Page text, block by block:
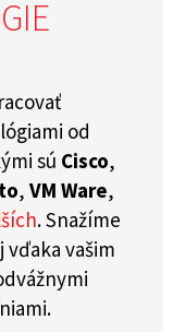
od
sú Cisco,
, VM Ware,
. Snažíme
vďaka vašim